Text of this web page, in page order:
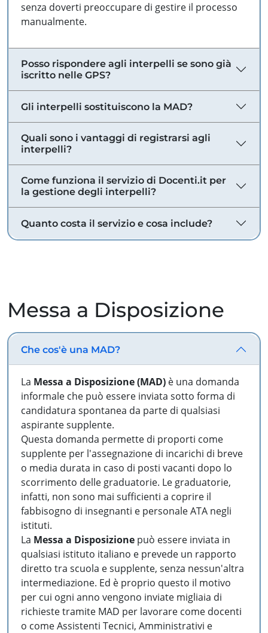
senza doverti preoccupare di gestire il processo
manualmente.
Posso rispondere agli interpelli se sono già
iscritto nelle GPS?
Gli interpelli sostituiscono la MAD?
Quali sono i vantaggi di registrarsi agli
interpelli?
Come funziona il servizio di Docenti.it per
la gestione degli interpelli?
Quanto costa il servizio e cosa include?
Messa a Disposizione
Che cos'è una MAD?
La Messa a Disposizione (MAD) è una domanda
informale che può essere inviata sotto forma di
candidatura spontanea da parte di qualsiasi
aspirante supplente.
Questa domanda permette di proporti come
supplente per l'assegnazione di incarichi di breve
o media durata in caso di posti vacanti dopo lo
scorrimento delle graduatorie. Le graduatorie,
infatti, non sono mai sufficienti a coprire il
fabbisogno di insegnanti e personale ATA negli
istituti.
La Messa a Disposizione può essere inviata in
qualsiasi istituto italiano e prevede un rapporto
diretto tra scuola e supplente, senza nessun'altra
intermediazione. Ed è proprio questo il motivo
per cui ogni anno vengono inviate migliaia di
richieste tramite MAD per lavorare come docenti
o come Assistenti Tecnici, Amministrativi e